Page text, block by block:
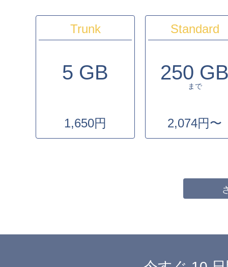
Trunk
5 GB
1,650円
Standard
250
まで
2,074円〜